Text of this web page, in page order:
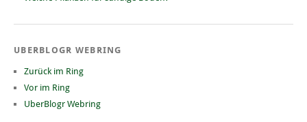
UBERBLOGR WEBRING
Zurück im Ring
Vor im Ring
UberBlogr Webring